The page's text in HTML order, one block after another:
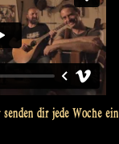
dir jede Woche ein